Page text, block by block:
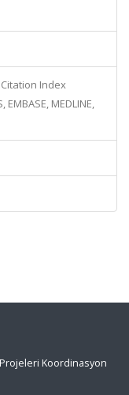
Index
EMBASE, MEDLINE,
Koordinasyon